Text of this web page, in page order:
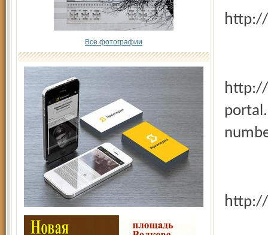
Все фотографии
http://www.kultura-